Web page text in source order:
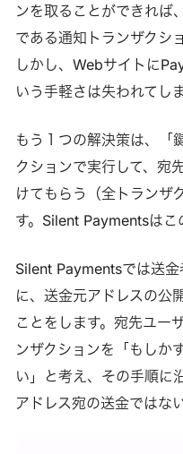
ンを取ることができれば
である通知トランザクシ
しかし、Webサイトに
いう手軽さは失われてし
もう１つの解決策は、「
クションで実行して、宛
けてもらう（全トランザ
す。Silent Paymentsはこ
Silent Paymentsでは送
に、送金元アドレスの公
ことをします。宛先ユー
ンザクションを「もしか
い」と考え、その手順に
アドレス宛の送金ではな